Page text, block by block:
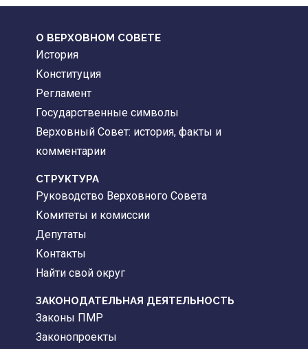
О ВЕРХОВНОМ СОВЕТЕ
История
Конституция
Регламент
Государственные символы
Верховный Совет: история, факты и
комментарии
CТРУКТУРА
Руководство Верховного Совета
Комитеты и комиссии
Депутаты
Контакты
Найти свой округ
ЗАКОНОДАТЕЛЬНАЯ ДЕЯТЕЛЬНОСТЬ
Законы ПМР
Законопроекты